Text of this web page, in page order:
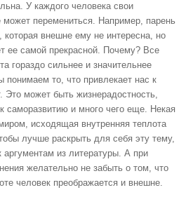
У каждого человека свои
может перемениться. Например, парень
которая внешне ему не интересна, но
ее самой прекрасной. Почему? Все
гораздо сильнее и значительнее
то, что привлекает нас к
может быть жизнерадостность,
саморазвитию и много чего еще. Некая
исходящая внутренняя теплота
лучше раскрыть для себя эту тему,
аргументам из литературы. А при
желательно не забыть о том, что
человек преображается и внешне.